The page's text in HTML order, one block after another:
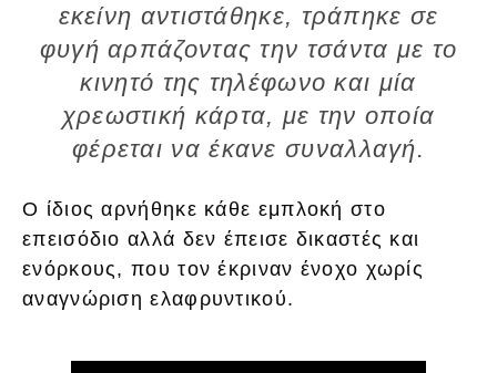
εκείνη αντιστάθηκε, τράπηκε σε
φυγή αρπάζοντας την τσάντα με το
κινητό της τηλέφωνο και μία
χρεωστική κάρτα, με την οποία
φέρεται να έκανε συναλλαγή.
Ο ίδιος αρνήθηκε κάθε εμπλοκή στο
επεισόδιο αλλά δεν έπεισε δικαστές και
ενόρκους, που τον έκριναν ένοχο χωρίς
αναγνώριση ελαφρυντικού.